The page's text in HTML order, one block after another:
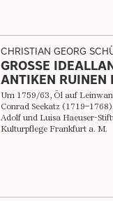
CHRISTIAN GEORG
GROSSE
ANTIKEN RUINEN I
Um 1759/63, Öl auf
Conrad Seekatz
Adolf und Luisa Haeuser-
Kulturpflege Frankfurt a. M.